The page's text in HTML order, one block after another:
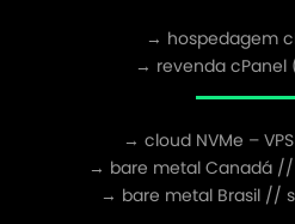
→ hospedagem
→ revenda cPanel
→ cloud NVMe –
→ bare metal Canadá
→ bare metal Brasil //